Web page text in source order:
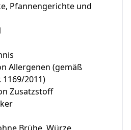
Pfannengerichte und
Allergenen (gemäß
1169/2011)
Zusatzstoff